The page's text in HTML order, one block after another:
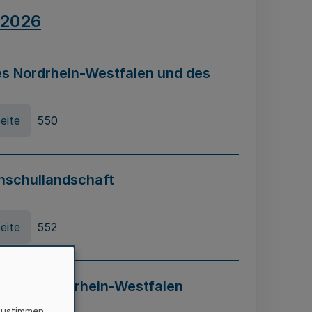
Nordrhein-Westfalen und des
550
552
in Nordrhein-Westfalen
NRW)